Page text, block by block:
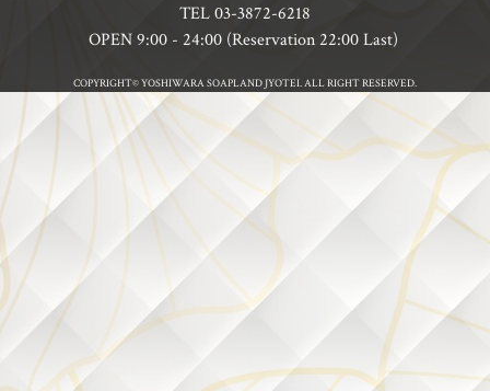
TEL03-3872-6218
OPEN 9:00 - 24:00 (Reservation 22:00 Last)
COPYRIGHT© YOSHIWARA SOAPLAND JYOTEI. ALL RIGHT RESERVED.